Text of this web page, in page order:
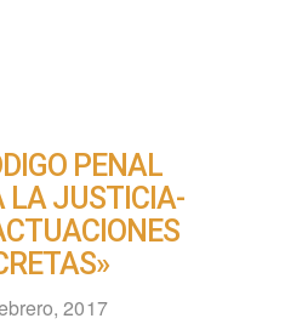
PENAL
LA JUSTICIA-
2017